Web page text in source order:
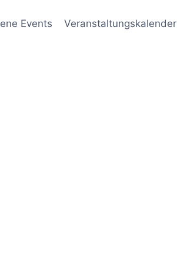
Events Veranstaltungskalender